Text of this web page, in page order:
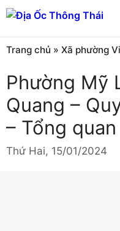
Chuyển
đến
nội
dung
Trang chủ » Xã phường
Phường Mỹ
Quang –
– Tổng quan
Thứ Hai, 15/01/2024